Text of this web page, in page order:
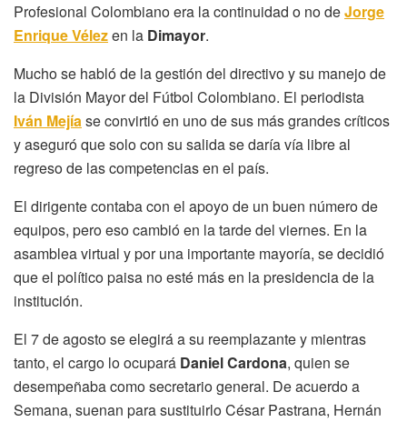
Profesional Colombiano era la continuidad o no deJorge
Enrique Vélezen la Dimayor.
Mucho se habló de la gestión del directivo y su manejo de
la División Mayor del Fútbol Colombiano. El periodista
Iván Mejíase convirtió en uno de sus más grandes críticos
y aseguró que solo con su salida se daría vía libre al
regreso de las competencias en el país.
El dirigente contaba con el apoyo de un buen número de
equipos, pero eso cambió en la tarde del viernes. En la
asamblea virtual y por una importante mayoría, se decidió
que el político paisa no esté más en la presidencia de la
institución.
El 7 de agosto se elegirá a su reemplazante y mientras
tanto, el cargo lo ocupará Daniel Cardona, quien se
desempeñaba como secretario general. De acuerdo a
Semana, suenan para sustituirlo César Pastrana, Hernán